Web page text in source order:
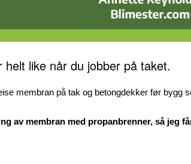
helt like når du jobber på taket.
membran på tak og betongdekker før bygg
av membran med propanbrenner, så jeg